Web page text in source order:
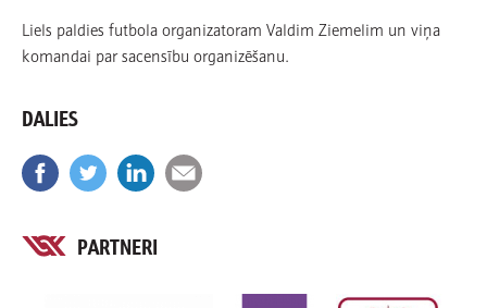
Liels paldies futbola organizatoram Valdim Ziemelim un viņa
komandai par sacensību organizēšanu.
DALIES
PARTNERI